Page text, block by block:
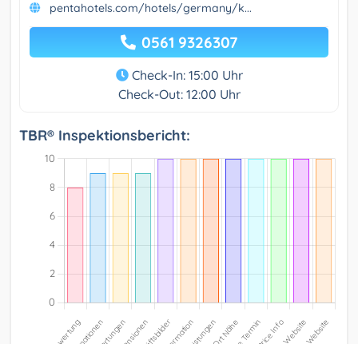
pentahotels.com/hotels/germany/k...
0561 9326307
Check-In: 15:00 Uhr
Check-Out: 12:00 Uhr
TBR® Inspektionsbericht: